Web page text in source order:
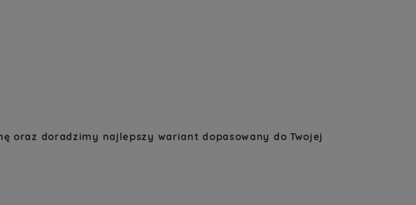
oraz doradzimy najlepszy wariant dopasowany do Twojej